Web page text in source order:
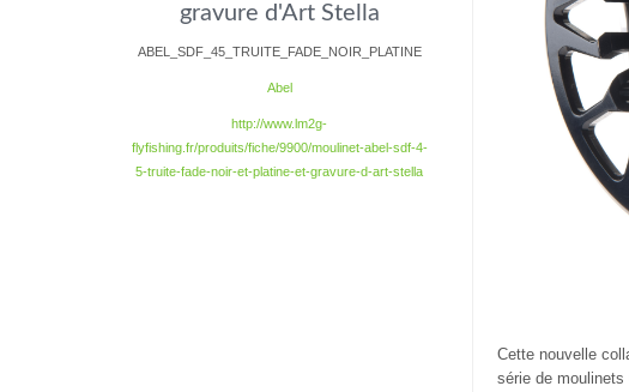
gravure d'Art Stella
ABEL_SDF_45_TRUITE_FADE_NOIR_PLATINE
Abel
http://www.lm2g-
flyfishing.fr/produits/fiche/9900/moulinet-abel-sdf-4-
5-truite-fade-noir-et-platine-et-gravure-d-art-stella
Cette nouvelle
série de moulinets